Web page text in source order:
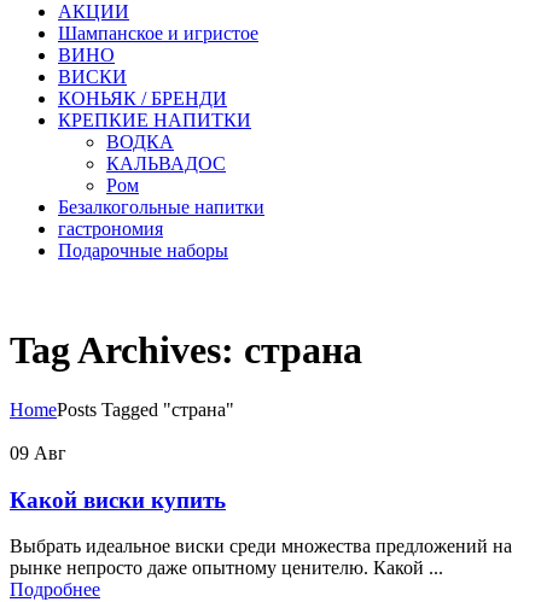
АКЦИИ
Шампанское и игристое
ВИНО
ВИСКИ
КОНЬЯК / БРЕНДИ
КРЕПКИЕ НАПИТКИ
ВОДКА
КАЛЬВАДОС
Ром
Безалкогольные напитки
гастрономия
Подарочные наборы
Tag Archives: страна
HomePosts Tagged "страна"
09 Авг
Какой виски купить
Выбрать идеальное виски среди множества предложений на
рынке непросто даже опытному ценителю. Какой ...
Подробнее